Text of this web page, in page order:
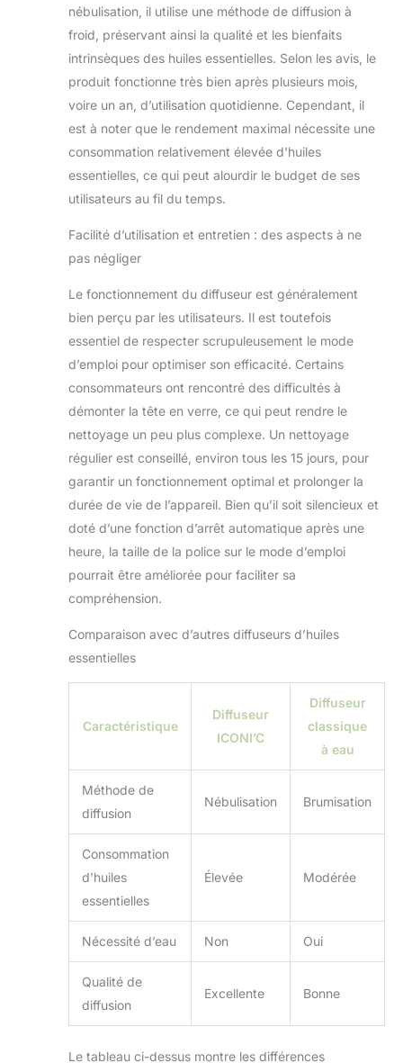
grandes surfaces,
de 100 à 120 m².
mieux l'intensité de
la diffusion d'huile
essentielle ECO
MATERIAUX:
composé de
matériaux nobles et
durables (bois
soufflé). Dispose
lumineuse qui vous
accompagne
avec élégance pour
votre maison
CADEAU IDEAL :
Choix de cadeau
parfait, ce diffuseur
d'aromathérapie
permettra d'assainir
une pièce, améliorer
le confort
respiratoire, lutter
contre le stress et
les troubles du
sommeil selon les
nébulisation, il utilise une méthode de diffusion à
froid, préservant ainsi la qualité et les bienfaits
intrinsèques des huiles essentielles. Selon les avis, le
produit fonctionne très bien après plusieurs mois,
voire un an, d’utilisation quotidienne. Cependant, il
est à noter que le rendement maximal nécessite une
consommation relativement élevée d’huiles
essentielles, ce qui peut alourdir le budget de ses
utilisateurs au fil du temps.
Facilité d’utilisation et entretien : des aspects à ne
pas négliger
Le fonctionnement du diffuseur est généralement
bien perçu par les utilisateurs. Il est toutefois
essentiel de respecter scrupuleusement le mode
d’emploi pour optimiser son efficacité. Certains
consommateurs ont rencontré des difficultés à
démonter la tête en verre, ce qui peut rendre le
nettoyage un peu plus complexe. Un nettoyage
régulier est conseillé, environ tous les 15 jours, pour
garantir un fonctionnement optimal et prolonger la
durée de vie de l’appareil. Bien qu’il soit silencieux et
doté d’une fonction d’arrêt automatique après une
heure, la taille de la police sur le mode d’emploi
pourrait être améliorée pour faciliter sa
compréhension.
Comparaison avec d’autres diffuseurs d’huiles
essentielles
Caractéristique
Diffuseur
ICONI’C
Diffuseur
classique
à eau
Méthode de
diffusion
Nébulisation Brumisation
Consommation
d’huiles
essentielles
Élevée Modérée
Nécessité d’eau Non Oui
Qualité de
diffusion
Excellente Bonne
Le tableau ci-dessus montre les différences